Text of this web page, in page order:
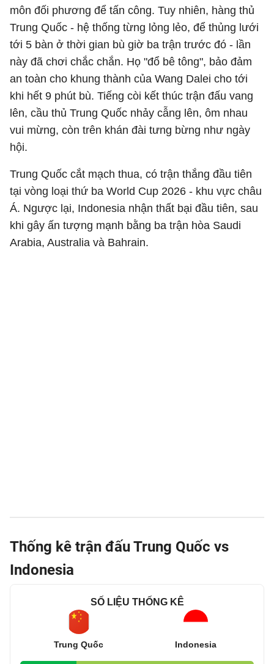
môn đối phương để tấn công. Tuy nhiên, hàng thủ
Trung Quốc - hệ thống từng lỏng lẻo, để thủng lưới
tới 5 bàn ở thời gian bù giờ ba trận trước đó - lần
này đã chơi chắc chắn. Họ "đổ bê tông", bảo đảm
an toàn cho khung thành của Wang Dalei cho tới
khi hết 9 phút bù. Tiếng còi kết thúc trận đấu vang
lên, cầu thủ Trung Quốc nhảy cẫng lên, ôm nhau
vui mừng, còn trên khán đài tưng bừng như ngày
hội.
Trung Quốc cắt mạch thua, có trận thắng đầu tiên
tại vòng loại thứ ba World Cup 2026 - khu vực châu
Á. Ngược lại, Indonesia nhận thất bại đầu tiên, sau
khi gây ấn tượng mạnh bằng ba trận hòa Saudi
Arabia, Australia và Bahrain.
Thống kê trận đấu Trung Quốc vs
Indonesia
SỐ LIỆU THỐNG KÊ
Trung Quốc Indonesia